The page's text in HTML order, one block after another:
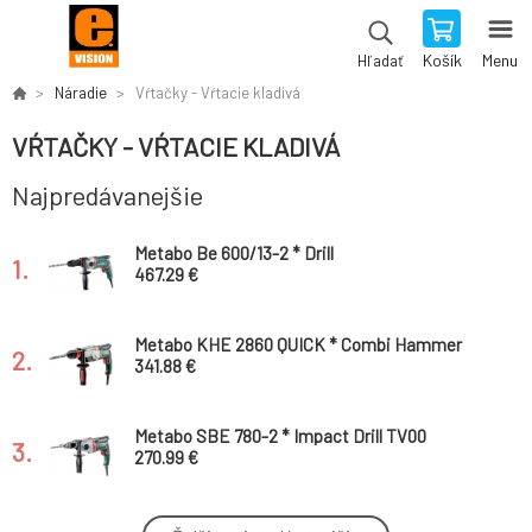
Hľadať Košík Menu
Náradie Vŕtačky - Vŕtacie kladivá
VŔTAČKY - VŔTACIE KLADIVÁ
Najpredávanejšie
1.
Metabo Be 600/13-2 * Drill
467.29 €
2.
Metabo KHE 2860 QUICK * Combi Hammer
TV00
341.88 €
3.
Metabo SBE 780-2 * Impact Drill TV00
270.99 €
Metabo Khev 8-45 BL * Combi Hammer TV00